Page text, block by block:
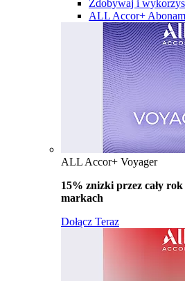
Zdobywaj i
ALL Accor+
ALL Accor+ Voyager
15% znizki przez cały rok
markach
Dołącz Teraz